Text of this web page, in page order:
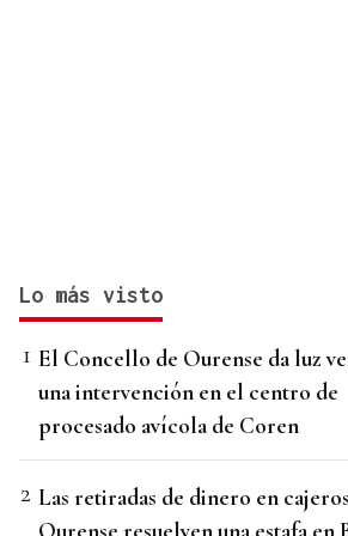
Lo más visto
El Concello de Ourense da luz
una intervención en el centro de
procesado avícola de Coren
Las retiradas de dinero en
Ourense resuelven una estafa en